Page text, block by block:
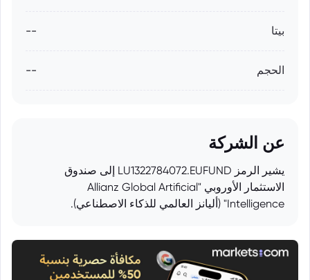
بيتا --
الحجم --
عن الشركة
يشير الرمز LU1322784072.EUFUND إلى صندوق
الاستثمار الأوروبي "Allianz Global Artificial
Intelligence" (أليانز العالمي للذكاء الاصطناعي).